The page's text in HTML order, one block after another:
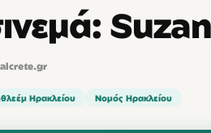
Ηρακλείου Νομός Ηρακλείου